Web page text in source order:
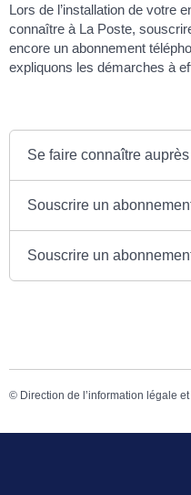
Lors de l’installation de votre
connaître à La Poste,
encore un abonnement
expliquons les démarches à
Se faire connaître
Souscrire un
Souscrire un
© Direction de l’information légale